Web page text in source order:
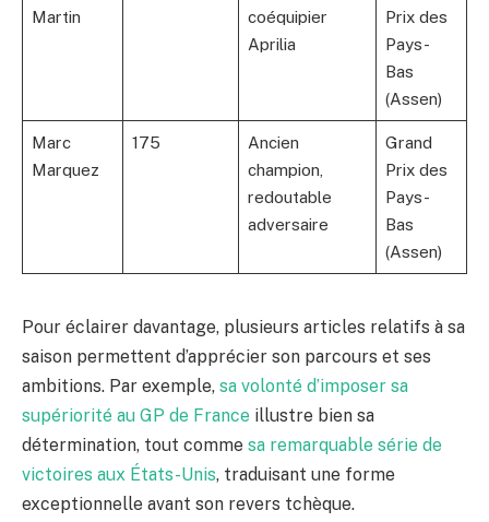
Martin
coéquipier
Aprilia
Prix des
Pays-
Bas
(Assen)
Marc
Marquez
175
Ancien
champion,
redoutable
adversaire
Grand
Prix des
Pays-
Bas
(Assen)
Pour éclairer davantage, plusieurs articles relatifs à sa
saison permettent d’apprécier son parcours et ses
ambitions. Par exemple, sa volonté d’imposer sa
supériorité au GP de France illustre bien sa
détermination, tout comme sa remarquable série de
victoires aux États-Unis, traduisant une forme
exceptionnelle avant son revers tchèque.